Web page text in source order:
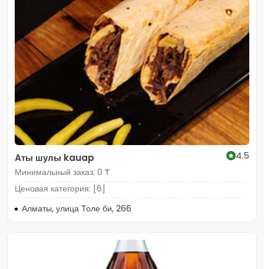
Aты шулы kauap
4.5
Минимальный заказ: 0 ₸
Ценовая категория: [6]
Алматы, улица Толе би, 266